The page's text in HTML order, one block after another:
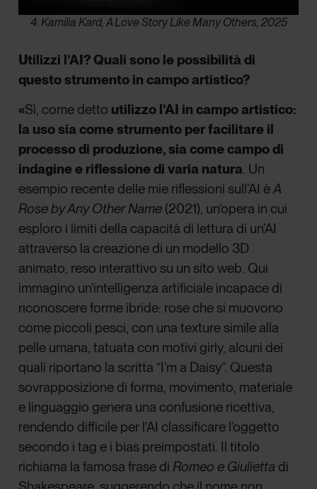
4. Kamilia Kard, A Love Story Like Many Others, 2025
Utilizzi l’AI? Quali sono le possibilità di
questo strumento in campo artistico?
«Sì, come detto utilizzo l’AI in campo artistico:
la uso sia come strumento per facilitare il
processo di produzione, sia come campo di
indagine e riflessione di varia natura. Un
esempio recente delle mie riflessioni sull’AI èA
Rose by Any Other Name (2021), un’opera in cui
esploro i limiti della capacità di lettura di un’AI
attraverso la creazione di un modello 3D
animato, reso interattivo su un sito web. Qui
immagino un’intelligenza artificiale incapace di
riconoscere forme ibride: rose che si muovono
come piccoli pesci, con una texture simile alla
pelle umana, tatuata con motivi girly, alcuni dei
quali riportano la scritta “I’m a Daisy”. Questa
sovrapposizione di forma, movimento, materiale
e linguaggio genera una confusione ricettiva,
rendendo difficile per l’AI classificare l’oggetto
secondo i tag e i bias preimpostati. Il titolo
richiama la famosa frase diRomeo e Giulietta di